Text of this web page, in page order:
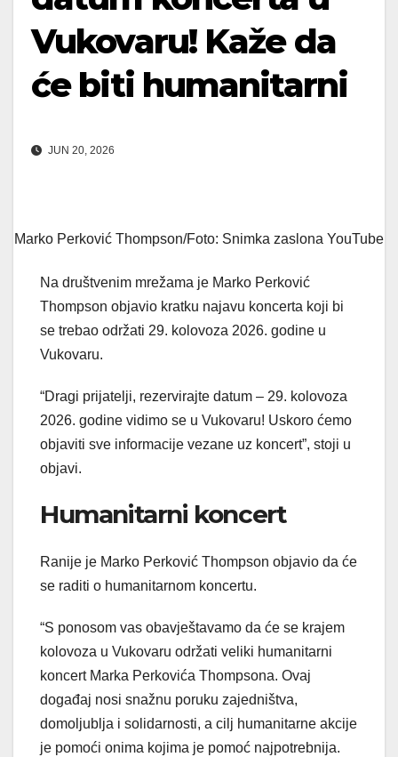
Vukovaru! Kaže da
će biti humanitarni
JUN 20, 2026
Marko Perković Thompson/Foto: Snimka zaslona YouTube
Na društvenim mrežama je Marko Perković
Thompson objavio kratku najavu koncerta koji bi
se trebao održati 29. kolovoza 2026. godine u
Vukovaru.
“Dragi prijatelji, rezervirajte datum – 29. kolovoza
2026. godine vidimo se u Vukovaru! Uskoro ćemo
objaviti sve informacije vezane uz koncert”, stoji u
objavi.
Humanitarni koncert
Ranije je Marko Perković Thompson objavio da će
se raditi o humanitarnom koncertu.
“S ponosom vas obavještavamo da će se krajem
kolovoza u Vukovaru održati veliki humanitarni
koncert Marka Perkovića Thompsona. Ovaj
događaj nosi snažnu poruku zajedništva,
domoljublja i solidarnosti, a cilj humanitarne akcije
je pomoći onima kojima je pomoć najpotrebnija.